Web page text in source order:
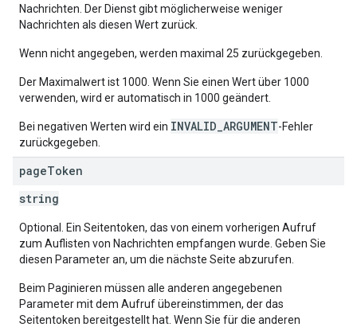
Nachrichten. Der Dienst gibt möglicherweise weniger
Nachrichten als diesen Wert zurück.
Wenn nicht angegeben, werden maximal 25 zurückgegeben.
Der Maximalwert ist 1000. Wenn Sie einen Wert über 1000
verwenden, wird er automatisch in 1000 geändert.
Bei negativen Werten wird ein INVALID_ARGUMENT-Fehler
zurückgegeben.
pageToken
string
Optional. Ein Seitentoken, das von einem vorherigen Aufruf
zum Auflisten von Nachrichten empfangen wurde. Geben Sie
diesen Parameter an, um die nächste Seite abzurufen.
Beim Paginieren müssen alle anderen angegebenen
Parameter mit dem Aufruf übereinstimmen, der das
Seitentoken bereitgestellt hat. Wenn Sie für die anderen